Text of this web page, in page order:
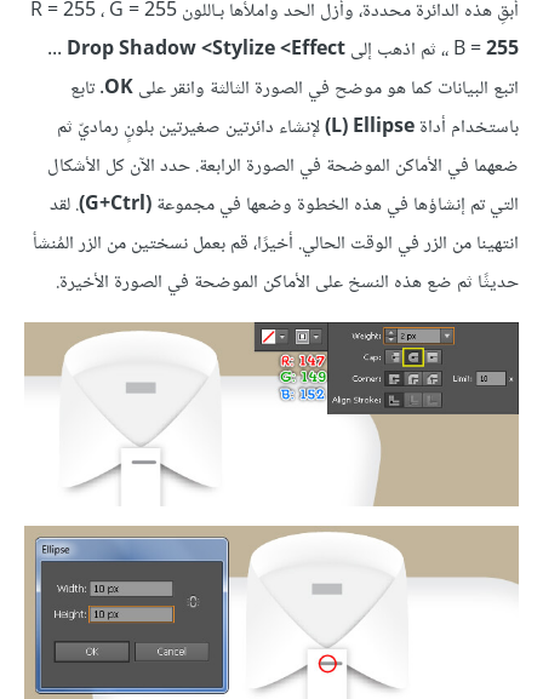
أبقِ هذه الدائرة محددة، وأزل الحد واملأها بـاللون R = 255 ، G = 255
، B =255 ، ثم اذهب إلىDrop Shadow <Stylize <Effect
...
اتبع البيانات كما هو موضح في الصورة الثالثة وانقر علىOK. تابع
باستخدام أداةEllipse ‏(L)
لإنشاء دائرتين صغيرتين بلونٍ رماديّ ثم
ضعهما في الأماكن الموضحة في الصورة الرابعة. حدد الآن كل الأشكال
التي تم إنشاؤها في هذه الخطوة وضعها في مجموعة(G+Ctrl)
. لقد
انتهينا من الزر في الوقت الحالي. أخيرًا، قم بعمل نسختين من الزر المُنشأ
حديثًا ثم ضع هذه النسخ على الأماكن الموضحة في الصورة الأخيرة.